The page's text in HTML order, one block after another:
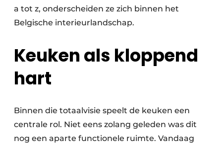
a tot z, onderscheiden ze zich binnen het
Belgische interieurlandschap.
Keuken als kloppend
hart
Binnen die totaalvisie speelt de keuken een
centrale rol. Niet eens zolang geleden was dit
nog een aparte functionele ruimte. Vandaag